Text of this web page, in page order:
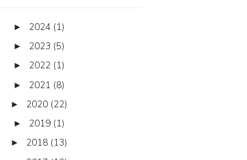
► 2024 (1)
► 2023 (5)
► 2022 (1)
► 2021 (8)
► 2020 (22)
► 2019 (1)
► 2018 (13)